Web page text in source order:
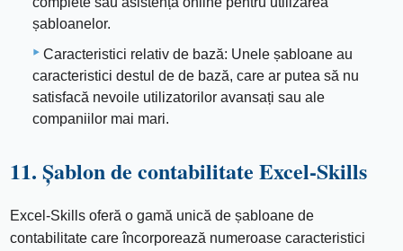
șabloanelor.
Caracteristici relativ de bază: Unele șabloane au
caracteristici destul de de bază, care ar putea să nu
satisfacă nevoile utilizatorilor avansați sau ale
companiilor mai mari.
11. Șablon de contabilitate Excel-Skills
Excel-Skills oferă o gamă unică de șabloane de
contabilitate care încorporează numeroase caracteristici